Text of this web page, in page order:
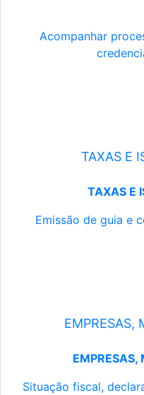
Acompanhar
TAXAS E
TAXAS E
Emissão de guia e
EMPRESAS,
EMPRESAS,
Situação fiscal,